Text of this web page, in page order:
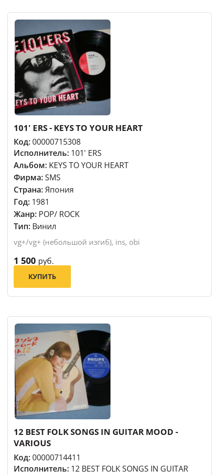
101' ERS - KEYS TO YOUR HEART
Код:00000715308
Исполнитель: 101' ERS
Альбом: KEYS TO YOUR HEART
Фирма:SMS
Страна:Япония
Год: 1981
Жанр: POP/ ROCK
Тип: Винил
vg+/vg+ (небольшой изгиб), ins, obi
1 500 руб.
КУПИТЬ
12 BEST FOLK SONGS IN GUITAR MOOD -
VARIOUS
Код:00000714411
Исполнитель: 12 BEST FOLK SONGS IN GUITAR